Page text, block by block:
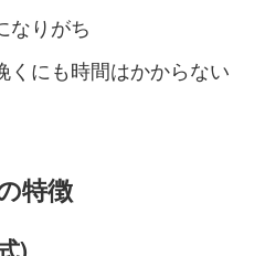
なりがち
くにも時間はかからない
特徴